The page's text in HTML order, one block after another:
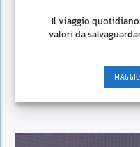
Il viaggio
valori da